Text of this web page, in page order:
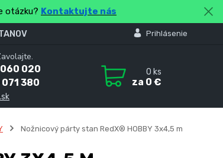
otázku? Kontaktujte nás
Prihlásenie
020
380
0 ks
za 0 €
Nožnicový párty stan RedX® HOBBY 3x4,5 m